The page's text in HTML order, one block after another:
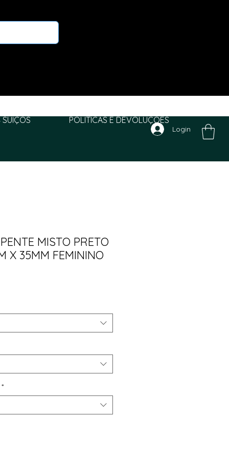
POLITICAS E DEVOLUÇÕES
Login
MISTO PRETO
X 35MM FEMININO
*